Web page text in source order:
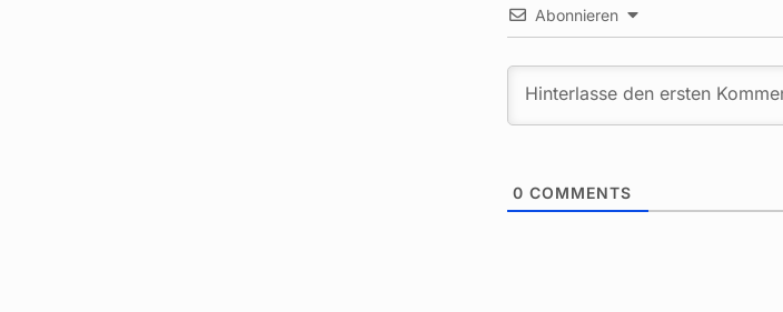
Abonnieren
0 COMMENTS